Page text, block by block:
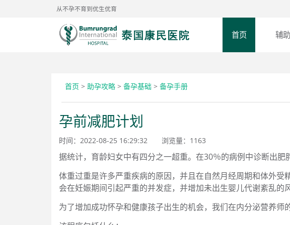
从不孕不育到优生优育
首页 辅
首页 > 助孕攻略 > 备孕基础 > 备孕手册
孕前减肥计划
时间：2022-08-25 16:29:32 浏览量： 1163
据统计，育龄妇女中有四分之一超重。在30％的病例中诊断出肥
体重过重是许多严重疾病的原因，并且在自然月经周期和体外
会在妊娠期间引起严重的并发症，并增加未出生婴儿代谢紊乱的风
为了增加成功怀孕和健康孩子出生的机会，我们在内分泌营养师